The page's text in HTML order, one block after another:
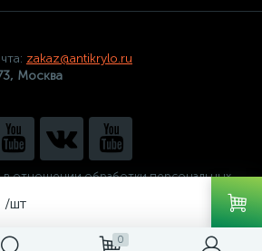
0
/шт
zakaz@antikrylo.ru
Москва
в отношении обработки персональных